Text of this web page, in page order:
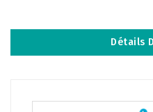
Détails